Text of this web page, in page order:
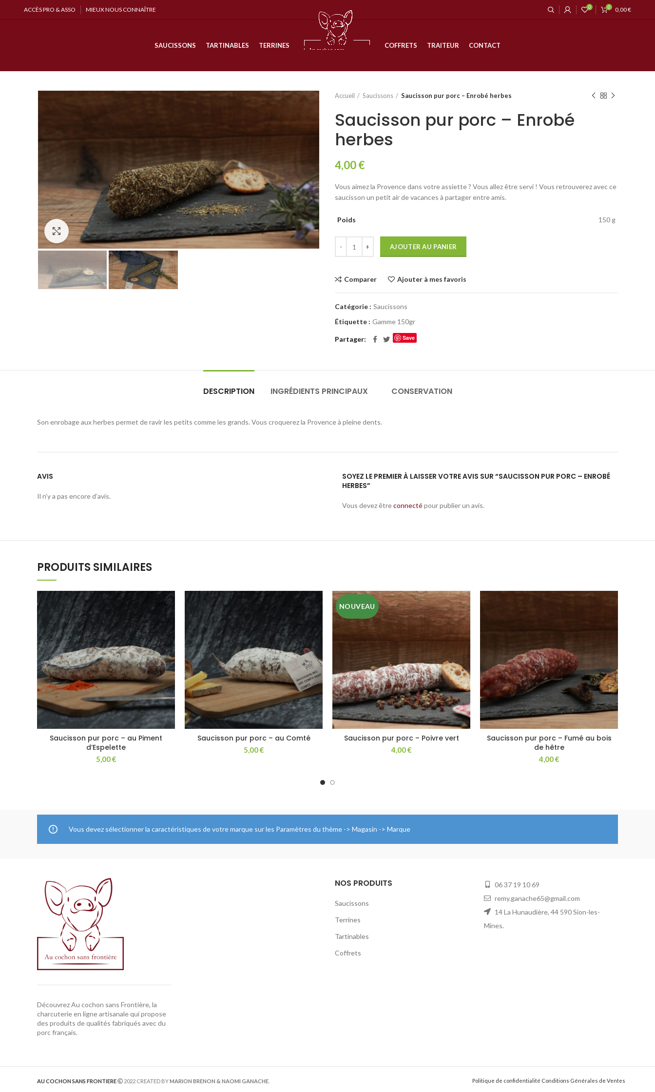
ACCÈS PRO & ASSO MIEUX NOUS CONNAÎTRE 0 0 0,00€
SAUCISSONS TARTINABLES TERRINES COFFRETS TRAITEUR CONTACT
Agrandir
Accueil Saucissons Saucisson pur porc – Enrobé herbes
Saucisson pur porc – Enrobé
herbes
4,00€
Vous aimez la Provence dans votre assiette ? Vous allez être servi ! Vous retrouverez avec ce
saucisson un petit air de vacances à partager entre amis.
Poids 150 g
AJOUTER AU PANIER
Comparer Ajouter à mes favoris
Catégorie : Saucissons
Étiquette : Gamme 150gr
Partager Save
DESCRIPTION INGRÉDIENTS PRINCIPAUX CONSERVATION
Son enrobage aux herbes permet de ravir les petits comme les grands. Vous croquerez la Provence à pleine dents.
AVIS
Il n’y a pas encore d’avis.
SOYEZ LE PREMIER À LAISSER VOTRE AVIS SUR “SAUCISSON PUR PORC – ENROBÉ
HERBES”
Vous devez êtreconnectépour publier un avis.
PRODUITS SIMILAIRES
Saucisson pur porc – au Piment
d’Espelette
5,00€
Saucisson pur porc – au Comté
5,00€
NOUVEAU
Saucisson pur porc – Poivre vert
4,00€
Saucisson pur porc – Fumé au bois
de hêtre
4,00€
Vous devez sélectionner la caractéristiques de votre marque sur les Paramètres du thème -> Magasin -> Marque
Découvrez Au cochon sans Frontière, la
charcuterie en ligne artisanale qui propose
des produits de qualités fabriqués avec du
porc français.
NOS PRODUITS
Saucissons
Terrines
Tartinables
Coffrets
06 37 19 10 69
remy.ganache65@gmail.com
14 La Hunaudière, 44 590 Sion-les-
Mines.
AU COCHON SANS FRONTIERE 2022 CREATED BYMARION BRENON & NAOMI GANACHE Politique de confidentialité Conditions Générales de Ventes